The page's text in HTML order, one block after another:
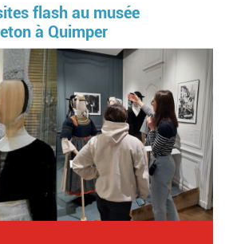
flash au musée
à Quimper